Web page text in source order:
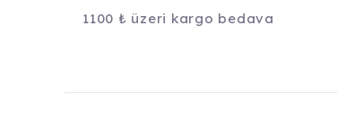
1100 ₺ üzeri kargo bedava